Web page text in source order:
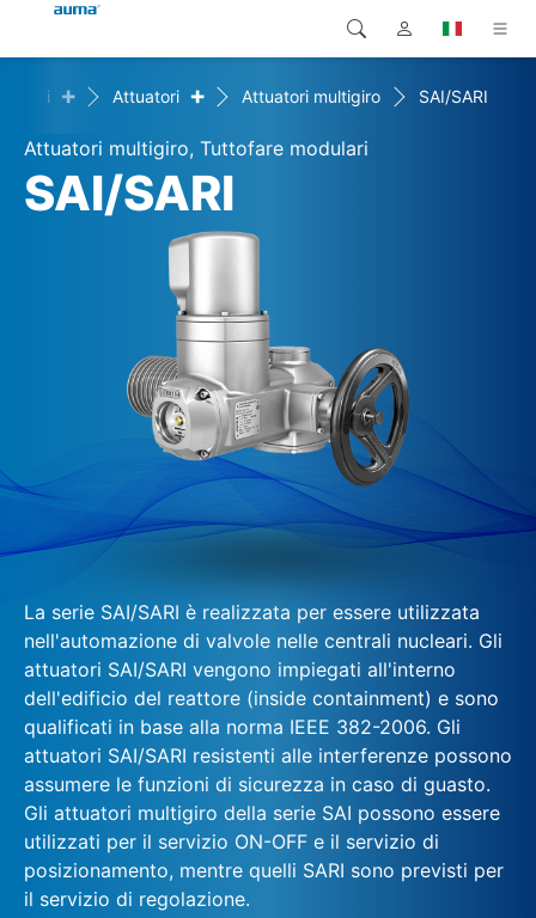
Prodotti
Soluzioni
Servizio di assistenza
Global
Europa
Asia e Pacifico
Nord America
Ricerca
+ Attuatori + Attuatori multigiro SAI/SARI
Attuatori multigiro, Tuttofare modulari
SAI/SARI
La serie SAI/SARI è realizzata per essere utilizzata
nell'automazione di valvole nelle centrali nucleari. Gli
attuatori SAI/SARI vengono impiegati all'interno
dell'edificio del reattore (inside containment) e sono
qualificati in base alla norma IEEE 382-2006. Gli
attuatori SAI/SARI resistenti alle interferenze possono
assumere le funzioni di sicurezza in caso di guasto.
Gli attuatori multigiro della serie SAI possono essere
utilizzati per il servizio ON-OFF e il servizio di
posizionamento, mentre quelli SARI sono previsti per
il servizio di regolazione.